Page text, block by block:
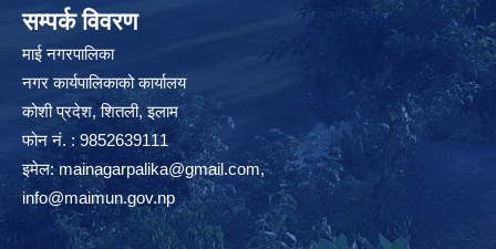
सम्पर्क विवरण
माई नगरपालिका
नगर कार्यपालिकाको कार्यालय
कोशी प्रदेश, शितली, इलाम
फोन नं. : 9852639111
इमेल:mainagarpalika@gmail.com,
info@maimun.gov.np